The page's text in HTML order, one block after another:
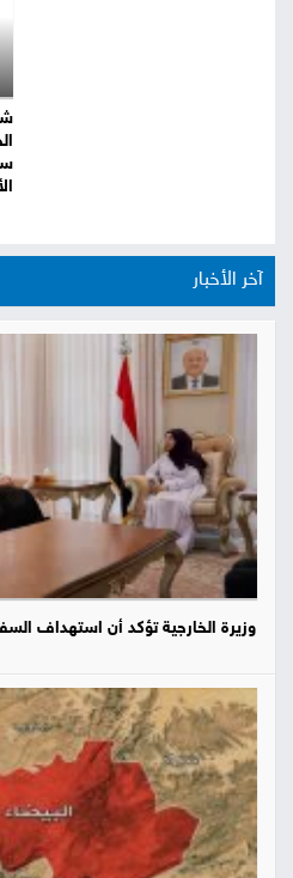
آخر الأخبار
وزيرة الخارجية تؤكد أن استهداف